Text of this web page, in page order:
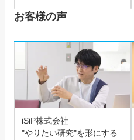
お客様の声
iSiP株式会社
"やりたい研究"を形にする